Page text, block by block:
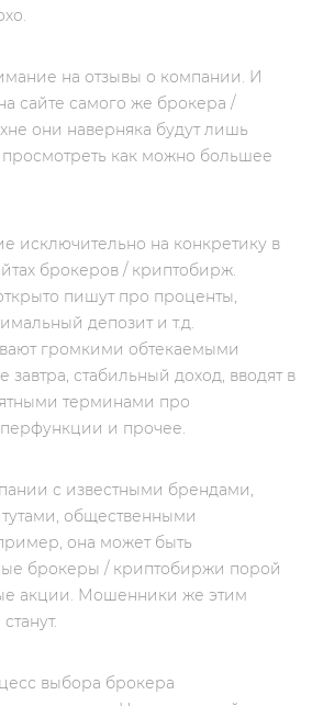
на отзывы о компании. И
сайте самого же брокера /
они наверняка будут лишь
как можно большее
исключительно на конкретику в
брокеров / криптобирж.
пишут про проценты,
депозит и т.д.
громкими обтекаемыми
завтра, стабильный доход, вводят в
терминами про
и прочее.
с известными брендами,
общественными
она может быть
брокеры / криптобиржи порой
акции. Мошенники же этим
выбора брокера